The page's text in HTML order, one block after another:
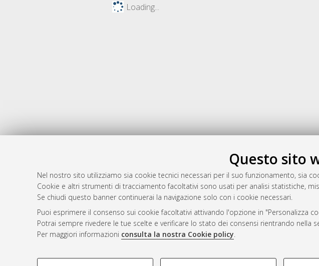
Questo sito
Nel nostro sito utilizziamo sia cookie tecnici necessari per il suo funzionamento, sia
Cookie e altri strumenti di tracciamento facoltativi sono usati per analisi statistiche,
Se chiudi questo banner continuerai la navigazione solo con i cookie necessari.
Puoi esprimere il consenso sui cookie facoltativi attivando l'opzione in "Personalizza
Potrai sempre rivedere le tue scelte e verificare lo stato dei consensi rientrando nella
Per maggiori informazioni consulta la nostra Cookie policy.
COOKIE DI PROFILAZIONE - FACOLTATIVI
Loading...
Atom
Rss 1.0
Rss 2.0
AMS Dottorato
ISSN: 2038-7946
Servizio implementato e gestito da
Impostazioni Cookie
Informativa sulla privacy
Condizioni d’uso del sito